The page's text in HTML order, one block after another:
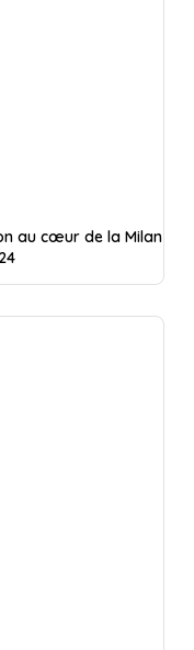
au cœur de la Milan